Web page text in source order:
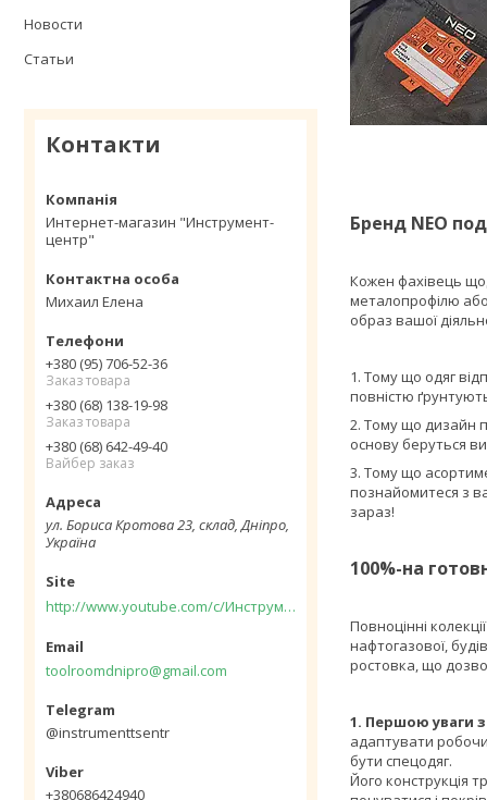
Новости
Статьи
Контакти
Интернет-магазин "Инструмент-
центр"
Михаил Елена
+380 (95) 706-52-36
Заказ товара
+380 (68) 138-19-98
Заказ товара
+380 (68) 642-49-40
Вайбер заказ
ул. Бориса Кротова 23, склад, Дніпро,
Україна
http://www.youtube.com/c/Инструментцентр12
toolroomdnipro@gmail.com
@instrumenttsentr
+380686424940
Бренд NEO
Кожен фахівець
металопрофілю або
образ вашої
1. Тому що одяг
повністю
2. Тому що дизайн
основу беруться
3. Тому що
познайомитеся з
зараз!
100%-на
Повноцінні
нафтогазової,
ростовка, що
1. Першою уваги
адаптувати
бути спецодяг.
Його конструкція